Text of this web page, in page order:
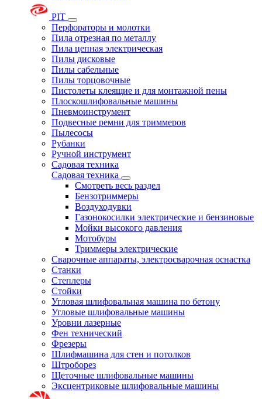
PIT
Перфораторы и молотки
Пила отрезная по металлу
Пила цепная электрическая
Пилы дисковые
Пилы сабельные
Пилы торцовочные
Пистолеты клеящие и для монтажной пены
Плоскошлифовальные машины
Пневмоинструмент
Подвесные ремни для триммеров
Пылесосы
Рубанки
Ручной инструмент
Садовая техника
Садовая техника
Смотреть весь раздел
Бензотриммеры
Воздуходувки
Газонокосилки электрические и бензиновые
Мойки высокого давления
Мотобуры
Триммеры электрические
Сварочные аппараты, электросварочная оснастка
Станки
Степлеры
Стойки
Угловая шлифовальная машина по бетону
Угловые шлифовальные машины
Уровни лазерные
Фен технический
Фрезеры
Шлифмашина для стен и потолков
Штроборез
Щеточные шлифовальные машины
Эксцентриковые шлифовальные машины